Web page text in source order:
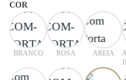
COR
BRANCO ROSA AREIA